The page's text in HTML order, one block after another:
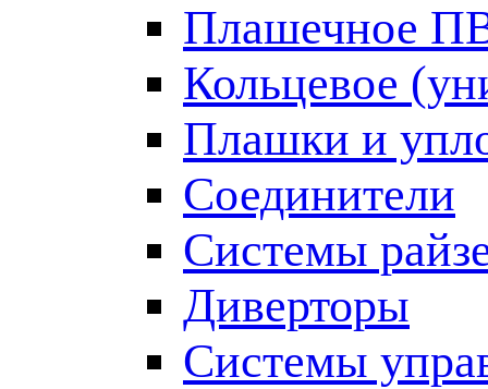
Плашечное
Кольцевое
Плашки и
Соединители
Системы
Диверторы
Системы